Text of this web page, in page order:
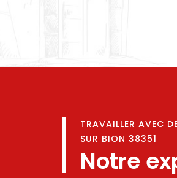
TRAVAILLER AVEC
SUR BION 38351
Notre